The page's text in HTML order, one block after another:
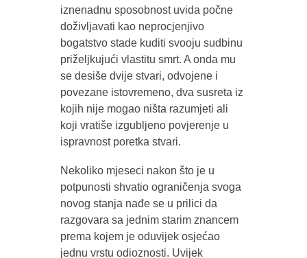
iznenadnu sposobnost uvida počne
doživljavati kao neprocjenjivo
bogatstvo stade kuditi svooju sudbinu
priželjkujući vlastitu smrt. A onda mu
se desiše dvije stvari, odvojene i
povezane istovremeno, dva susreta iz
kojih nije mogao ništa razumjeti ali
koji vratiše izgubljeno povjerenje u
ispravnost poretka stvari.
Nekoliko mjeseci nakon što je u
potpunosti shvatio ograničenja svoga
novog stanja nađe se u prilici da
razgovara sa jednim starim znancem
prema kojem je oduvijek osjećao
jednu vrstu odioznosti. Uvijek